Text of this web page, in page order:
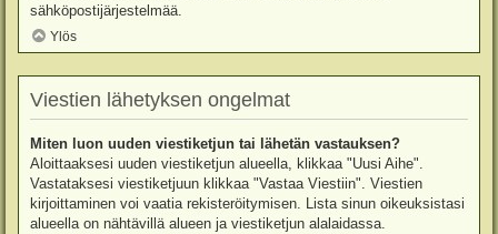
sähköpostijärjestelmää.
Ylös
Viestien lähetyksen ongelmat
Miten luon uuden viestiketjun tai lähetän vastauksen?
Aloittaaksesi uuden viestiketjun alueella, klikkaa "Uusi Aihe".
Vastataksesi viestiketjuun klikkaa "Vastaa Viestiin". Viestien
kirjoittaminen voi vaatia rekisteröitymisen. Lista sinun oikeuksistasi
alueella on nähtävillä alueen ja viestiketjun alalaidassa.